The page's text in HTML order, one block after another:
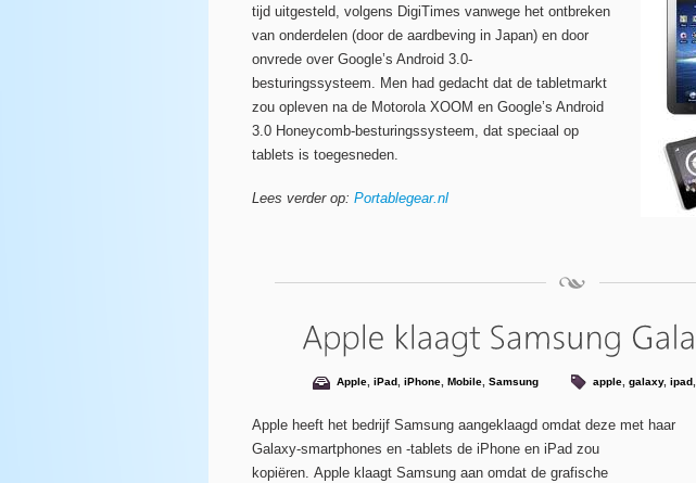
tijd uitgesteld, volgens DigiTimes vanwege het ontbreken
van onderdelen (door de aardbeving in Japan) en door
onvrede over Google’s Android 3.0-
besturingssysteem. Men had gedacht dat de tabletmarkt
zou opleven na de Motorola XOOM en Google’s Android
3.0 Honeycomb-besturingssysteem, dat speciaal op
tablets is toegesneden.
Lees verder op: Portablegear.nl
Apple, iPad, iPhone, Mobile, Samsung apple, galaxy, ipad,
Apple heeft het bedrijf Samsung aangeklaagd omdat deze met haar
Galaxy-smartphones en -tablets de iPhone en iPad zou
kopiëren. Apple klaagt Samsung aan omdat de grafische